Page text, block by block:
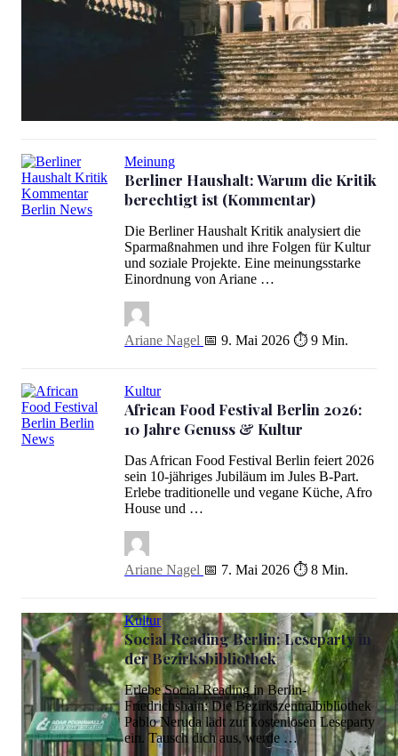
Berliner Haushalt: Warum die Kritik berechtigt ist (Kommentar)
Meinung
Berliner Haushalt: Warum die Kritik
berechtigt ist (Kommentar)
Die Berliner Haushalt Kritik analysiert die
Sparmaßnahmen und ihre Folgen für Kultur
und soziale Projekte. Eine meinungsstarke
Einordnung von Ariane …
Ariane Nagel 📅 9. Mai 2026 ⏱ 9 Min.
African Food Festival Berlin 2026: 10 Jahre Genuss & Kultur
Kultur
African Food Festival Berlin 2026:
10 Jahre Genuss & Kultur
Das African Food Festival Berlin feiert 2026
sein 10-jähriges Jubiläum im Jules B-Part.
Erlebe traditionelle und vegane Küche, Afro
House und …
Ariane Nagel 📅 7. Mai 2026 ⏱ 8 Min.
Kultur
Social Reading Berlin: Leseparty in
der Bezirksbibliothek
Erlebe Social Reading in Berlin-
Friedrichshain: Die Bezirkszentralbibliothek
Pablo Neruda lädt zur kostenlosen Leseparty
ein. Tausch dich aus, werde …